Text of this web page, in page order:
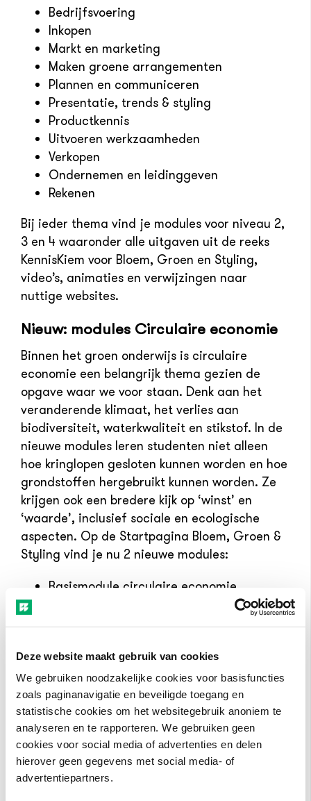
Deze website maakt gebruik van cookies
We gebruiken noodzakelijke cookies voor basisfuncties
zoals paginanavigatie en beveiligde toegang en
statistische cookies om het websitegebruik anoniem te
analyseren en te rapporteren. We gebruiken geen
cookies voor social media of advertenties en delen
hierover geen gegevens met social media- of
advertentiepartners.
Bedrijfsvoering
Inkopen
Markt en marketing
Maken groene arrangementen
Plannen en communiceren
Presentatie, trends & styling
Productkennis
Uitvoeren werkzaamheden
Verkopen
Ondernemen en leidinggeven
Rekenen
Bij ieder thema vind je modules voor niveau 2,
3 en 4 waaronder alle uitgaven uit de reeks
KennisKiem voor Bloem, Groen en Styling,
video’s, animaties en verwijzingen naar
nuttige websites.
Nieuw: modules Circulaire economie
Binnen het groen onderwijs is circulaire
economie een belangrijk thema gezien de
opgave waar we voor staan. Denk aan het
veranderende klimaat, het verlies aan
biodiversiteit, waterkwaliteit en stikstof. In de
nieuwe modules leren studenten niet alleen
hoe kringlopen gesloten kunnen worden en hoe
grondstoffen hergebruikt kunnen worden. Ze
krijgen ook een bredere kijk op ‘winst’ en
‘waarde’, inclusief sociale en ecologische
aspecten. Op de Startpagina Bloem, Groen &
Styling vind je nu 2 nieuwe modules:
Basismodule circulaire economie
Circulair werken in de sector bloem,
groen en styling